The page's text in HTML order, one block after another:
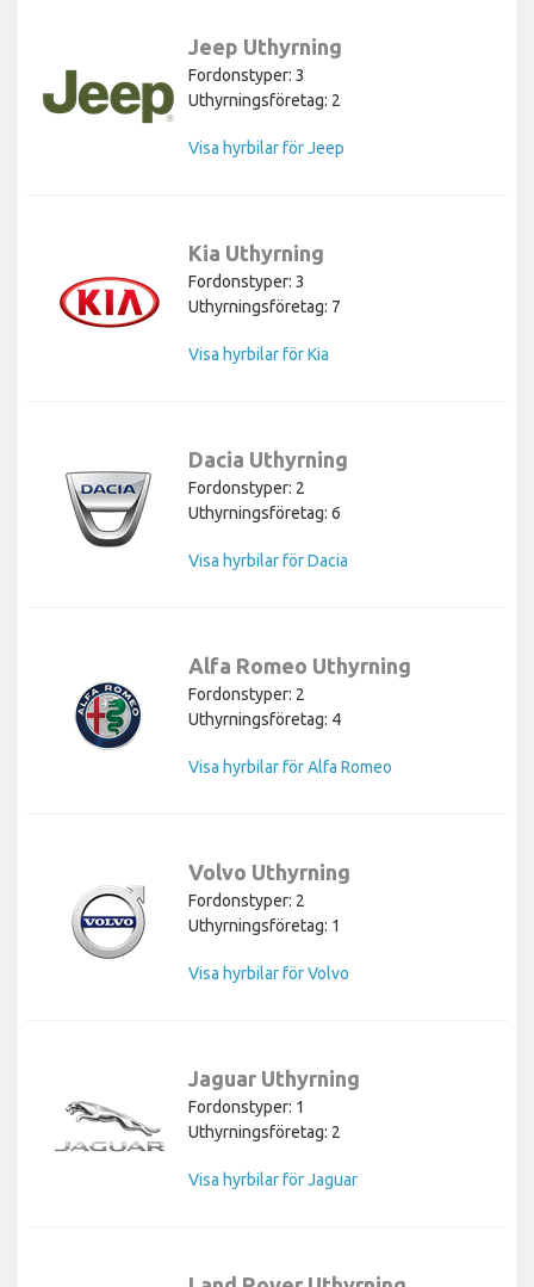
Jeep Uthyrning
Fordonstyper: 3
Uthyrningsföretag: 2
Visa hyrbilar för Jeep
Kia Uthyrning
Fordonstyper: 3
Uthyrningsföretag: 7
Visa hyrbilar för Kia
Dacia Uthyrning
Fordonstyper: 2
Uthyrningsföretag: 6
Visa hyrbilar för Dacia
Alfa Romeo Uthyrning
Fordonstyper: 2
Uthyrningsföretag: 4
Visa hyrbilar för Alfa Romeo
Volvo Uthyrning
Fordonstyper: 2
Uthyrningsföretag: 1
Visa hyrbilar för Volvo
Jaguar Uthyrning
Fordonstyper: 1
Uthyrningsföretag: 2
Visa hyrbilar för Jaguar